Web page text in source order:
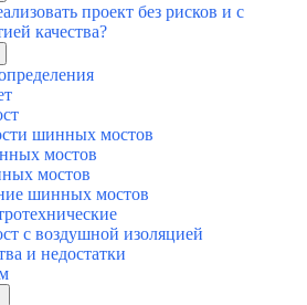
проект без рисков и с
качества?
шинных мостов
мостов
мостов
шинных мостов
с воздушной изоляцией
и недостатки